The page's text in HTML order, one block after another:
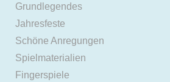
Grundlegendes
Jahresfeste
Schöne Anregungen
Spielmaterialien
Fingerspiele